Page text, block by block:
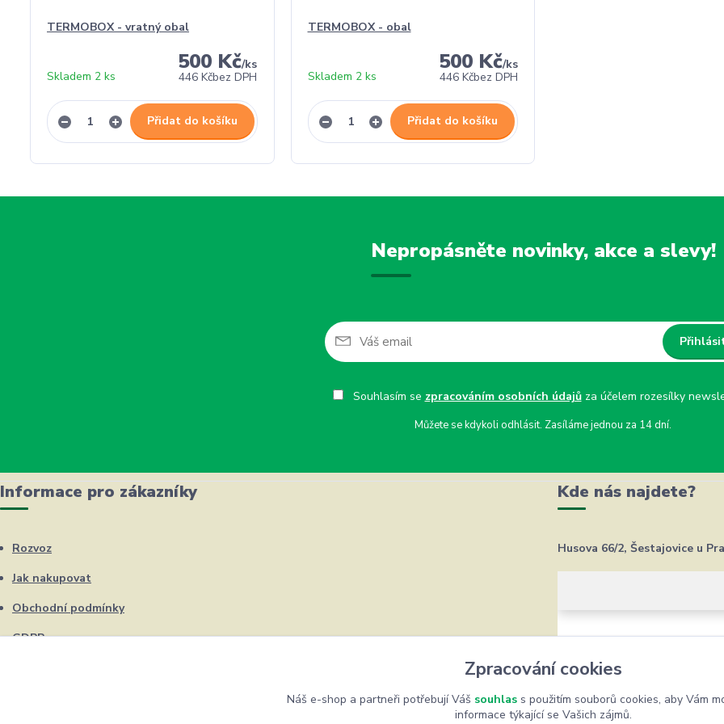
TERMOBOX - vratný obal
500 Kč/ks
446 Kčbez DPH
Skladem 2 ks
Přidat do košíku
TERMOBOX - obal
500 Kč/ks
446 Kčbez DPH
Skladem 2 ks
Přidat do košíku
Nepropásněte novinky, akce a slevy!
Souhlasím se zpracováním osobních údajůza účelem rozesílky
Můžete se kdykoli odhlásit. Zasíláme jednou za 14 dní.
Informace pro zákazníky
Rozvoz
Jak nakupovat
Obchodní podmínky
GDPR
Kde nás najdete?
Husova 66/2, Šestajovice u
Zpracování cookies
Náš e-shop a partneři potřebují Váš souhlass použitím souborů cookies, aby Vám
informace týkající se Vašich zájmů.